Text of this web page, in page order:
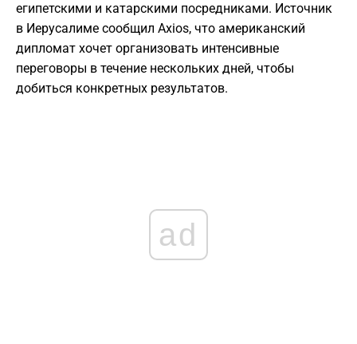
египетскими и катарскими посредниками. Источник
в Иерусалиме сообщил Axios, что американский
дипломат хочет организовать интенсивные
переговоры в течение нескольких дней, чтобы
добиться конкретных результатов.
ad